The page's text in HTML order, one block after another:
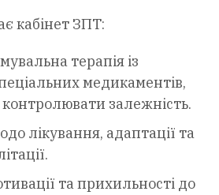
кабінет ЗПТ:
терапія із
медикаментів,
залежність.
лікування, адаптації та
та прихильності до